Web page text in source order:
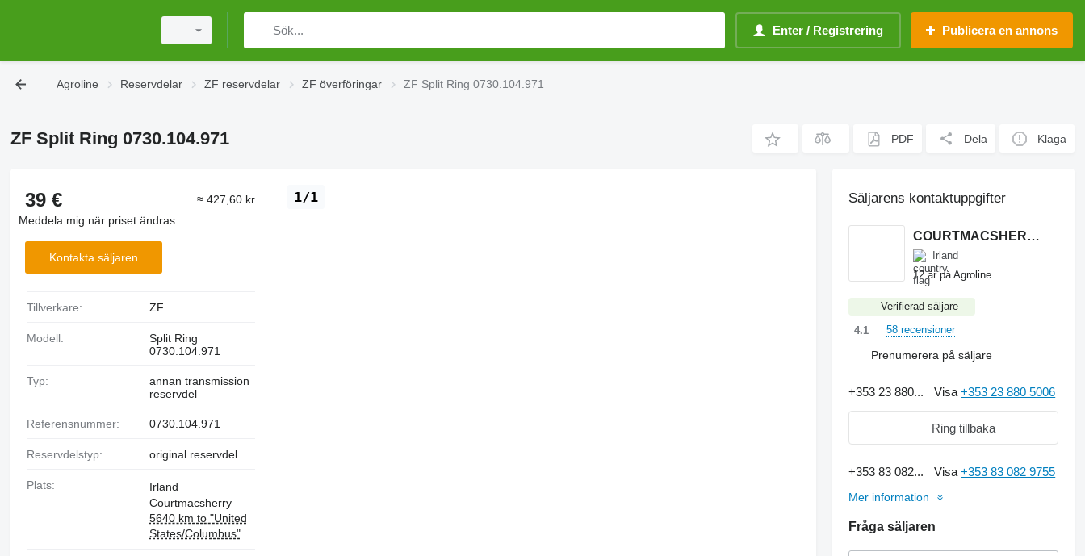
Enter / Registrering Publicera en annons
Agroline Reservdelar ZF reservdelar ZF överföringar ZF Split Ring 0730.104.971
ZF Split Ring 0730.104.971 PDF Dela Klaga
1/1
39 €
≈ 427,60 kr
Meddela mig när priset ändras
Kontakta säljaren
Tillverkare: ZF
Modell:
Split Ring
0730.104.971
Typ:
annan transmission
reservdel
Referensnummer: 0730.104.971
Reservdelstyp: original reservdel
Plats:
Irland
Courtmacsherry
5640 km to "United
States/Columbus"
Säljarens kontaktuppgifter
COURTMACSHERRY MACHINERY LTD
Irland
12 år på Agroline
Verifierad säljare
4.1
58 recensioner
Prenumerera på säljare
+353 23 880... Visa+353 23 880 5006
Ring tillbaka
+353 83 082... Visa+353 83 082 9755
Mer information
Fråga säljaren